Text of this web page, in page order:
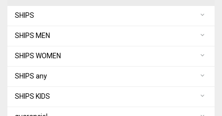
SHIPS
SHIPS MEN
SHIPS WOMEN
SHIPS any
SHIPS KIDS